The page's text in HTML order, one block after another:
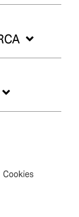
Cookies